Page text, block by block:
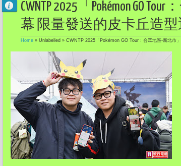
CWNTP 2025「Pokémon GO
幕 限量發送的皮卡丘造
Home » Unlabelled » CWNTP 2025「Pokémon GO Tour：合眾地區-新北市